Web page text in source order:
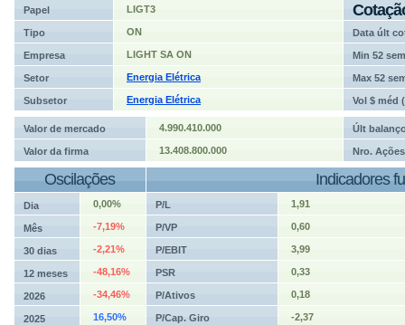
Papel LIGT3
Tipo ON Data últ
Empresa LIGHT SA ON Min 52 sem
Setor Energia Elétrica Max 52
Subsetor Energia Elétrica Vol $ méd
Valor de mercado 4.990.410.000 Últ
Valor da firma 13.408.800.000 Nro. Ações
Oscilações Indicadores
Dia 0,00% P/L 1,91
Mês -7,19% P/VP 0,60
30 dias -2,21% P/EBIT 3,99
12 meses -48,16% PSR 0,33
2026 -34,46% P/Ativos 0,18
2025 16,50% P/Cap. Giro -2,37